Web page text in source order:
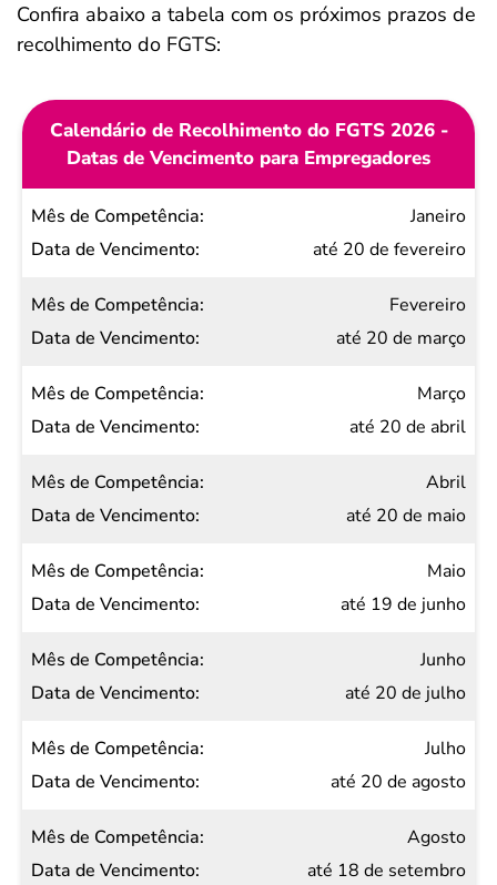
Confira abaixo a tabela com os próximos prazos de
recolhimento do FGTS:
Calendário de Recolhimento do FGTS 2026 -
Datas de Vencimento para Empregadores
Mês de
Competência
Vencimento
Janeiro
até 20 de fevereiro
Fevereiro
até 20 de março
Março
até 20 de abril
Abril
até 20 de maio
Maio
até 19 de junho
Junho
até 20 de julho
Julho
até 20 de agosto
Agosto
até 18 de setembro